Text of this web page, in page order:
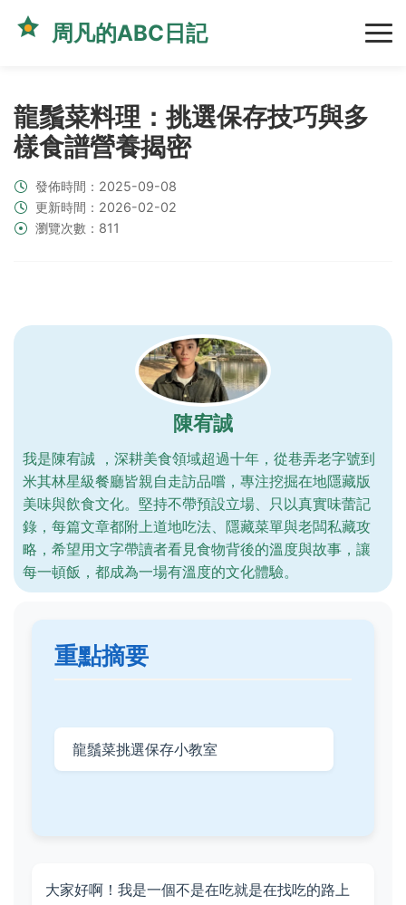
周凡的ABC日記
龍鬚菜料理：挑選保存技巧與多
樣食譜營養揭密
發佈時間：2025-09-08
更新時間：2026-02-02
瀏覽次數：811
陳宥誠
我是陳宥誠 ，深耕美食領域超過十年，從巷弄老字號到
米其林星級餐廳皆親自走訪品嚐，專注挖掘在地隱藏版
美味與飲食文化。堅持不帶預設立場、只以真實味蕾記
錄，每篇文章都附上道地吃法、隱藏菜單與老闆私藏攻
略，希望用文字帶讀者看見食物背後的溫度與故事，讓
每一頓飯，都成為一場有溫度的文化體驗。
重點摘要
龍鬚菜挑選保存小教室
大家好啊！我是一個不是在吃就是在找吃的路上